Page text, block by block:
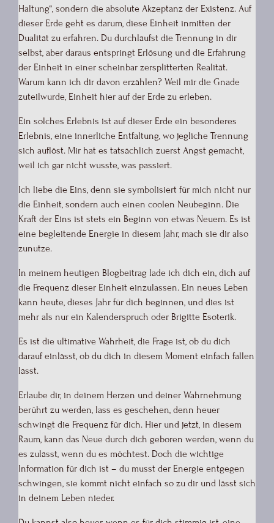
Haltung“, sondern die absolute Akzeptanz der Existenz. Auf
dieser Erde geht es darum, diese Einheit inmitten der
Dualität zu erfahren. Du durchläufst die Trennung in dir
selbst, aber daraus entspringt Erlösung und die Erfahrung
der Einheit in einer scheinbar zersplitterten Realität.
Warum kann ich dir davon erzählen? Weil mir die Gnade
zuteilwurde, Einheit hier auf der Erde zu erleben.
Ein solches Erlebnis ist auf dieser Erde ein besonderes
Erlebnis, eine innerliche Entfaltung, wo jegliche Trennung
sich auflöst. Mir hat es tatsächlich zuerst Angst gemacht,
weil ich gar nicht wusste, was passiert.
Ich liebe die Eins, denn sie symbolisiert für mich nicht nur
die Einheit, sondern auch einen coolen Neubeginn. Die
Kraft der Eins ist stets ein Beginn von etwas Neuem. Es ist
eine begleitende Energie in diesem Jahr, mach sie dir also
zunutze.
In meinem heutigen Blogbeitrag lade ich dich ein, dich auf
die Frequenz dieser Einheit einzulassen. Ein neues Leben
kann heute, dieses Jahr für dich beginnen, und dies ist
mehr als nur ein Kalenderspruch oder Brigitte Esoterik.
Es ist die ultimative Wahrheit, die Frage ist, ob du dich
darauf einlässt, ob du dich in diesem Moment einfach fallen
lässt.
Erlaube dir, in deinem Herzen und deiner Wahrnehmung
berührt zu werden, lass es geschehen, denn heuer
schwingt die Frequenz für dich. Hier und jetzt, in diesem
Raum, kann das Neue durch dich geboren werden, wenn du
es zulässt, wenn du es möchtest. Doch die wichtige
Information für dich ist – du musst der Energie entgegen
schwingen, sie kommt nicht einfach so zu dir und lässt sich
in deinem Leben nieder.